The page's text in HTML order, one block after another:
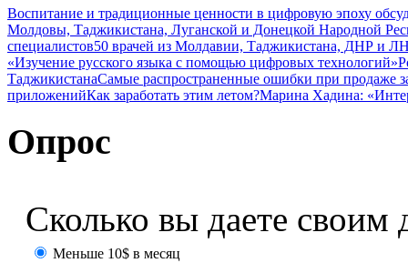
Воспитание и традиционные ценности в цифровую эпоху
Молдовы, Таджикистана, Луганской и Донецкой Народной
специалистов50 врачей из Молдавии, Таджикистана, ДНР и
«Изучение русского языка с помощью цифровых технологий»
ТаджикистанаСамые распространенные ошибки при продаже
приложенийКак заработать этим летом?Марина Хадина:
Опрос
Сколько вы даете своим
Меньше 10$ в месяц